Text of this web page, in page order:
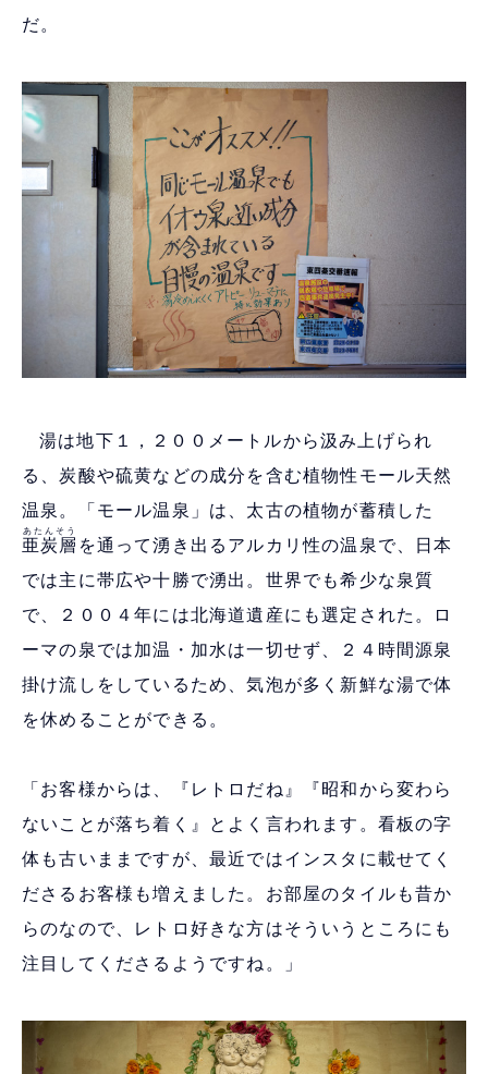
だ。
湯は地下１，２００メートルから汲み上げられ
る、炭酸や硫黄などの成分を含む植物性モール天然
温泉。「モール温泉」は、太古の植物が蓄積した
亜炭層
あたんそう
を通って湧き出るアルカリ性の温泉で、日本
では主に帯広や十勝で湧出。世界でも希少な泉質
で、２００４年には北海道遺産にも選定された。ロ
ーマの泉では加温・加水は一切せず、２４時間源泉
掛け流しをしているため、気泡が多く新鮮な湯で体
を休めることができる。
「お客様からは、『レトロだね』『昭和から変わら
ないことが落ち着く』とよく言われます。看板の字
体も古いままですが、最近ではインスタに載せてく
ださるお客様も増えました。お部屋のタイルも昔か
らのなので、レトロ好きな方はそういうところにも
注目してくださるようですね。」